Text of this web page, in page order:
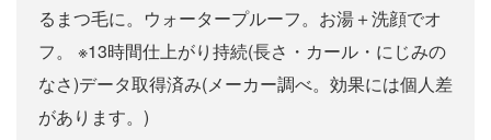
るまつ毛に。ウォータープルーフ。お湯＋洗顔でオ
フ。 ※13時間仕上がり持続(長さ・カール・にじみの
なさ)データ取得済み(メーカー調べ。効果には個人差
があります。)